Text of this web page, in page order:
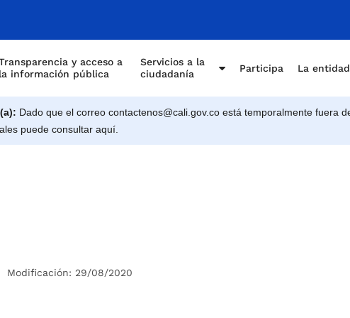
y acceso a
la información pública
Servicios a la
ciudadanía
Participa La entidad
Dado que el correo contactenos@cali.gov.co está temporalmente fuera
puede consultar aquí.
Modificación: 29/08/2020